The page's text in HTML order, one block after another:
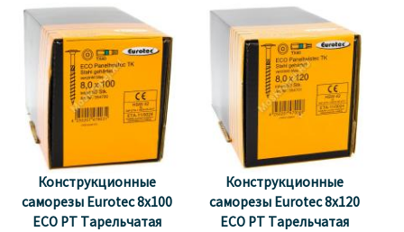
Конструкционные
саморезы Eurotec 8x100
ECO PT Тарельчатая
Конструкционные
саморезы Eurotec 8x120
ECO PT Тарельчатая